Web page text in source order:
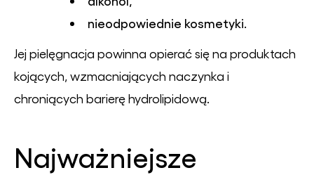
nieodpowiednie kosmetyki.
Jej pielęgnacja powinna opierać się na produktach
kojących, wzmacniających naczynka i
chroniących barierę hydrolipidową.
Najważniejsze